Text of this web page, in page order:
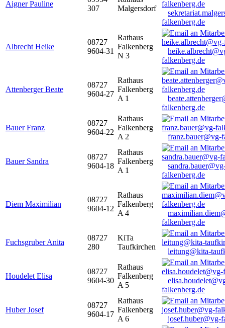
Aigner Pauline
307
Malgersdorf
falkenberg.de
Albrecht Heike
08727
9604-31
Rathaus
Falkenberg
N 3
falkenberg.de
Attenberger Beate
08727
9604-27
Rathaus
Falkenberg
A 1
falkenberg.de
Bauer Franz
08727
9604-22
Rathaus
Falkenberg
A 2
franz.bauer@vg-
Bauer Sandra
08727
9604-18
Rathaus
Falkenberg
A 1
falkenberg.de
Diem Maximilian
08727
9604-12
Rathaus
Falkenberg
A 4
falkenberg.de
Fuchsgruber Anita
08727
280
KiTa
Taufkirchen
leitung@kita-
Houdelet Elisa
08727
9604-30
Rathaus
Falkenberg
A 5
falkenberg.de
Huber Josef
08727
9604-17
Rathaus
Falkenberg
A 6
josef.huber@vg-